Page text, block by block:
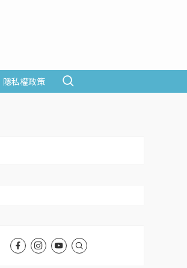
隱私權政策